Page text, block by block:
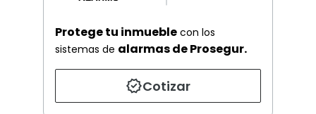
Protege tu inmueble con los
sistemas de alarmas de Prosegur.
Cotizar